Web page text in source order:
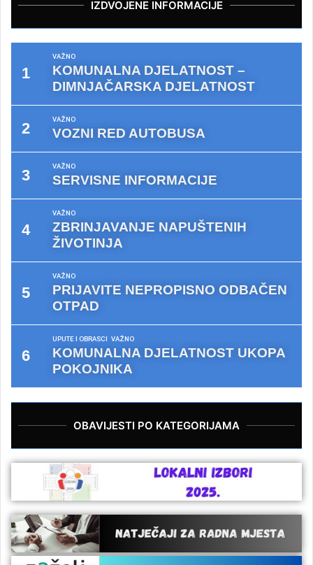
IZDVOJENE INFORMACIJE
VAŽNO
KOMUNALNA DJELATNOST –
DIMNJAČARSKA DJELATNOST
VAŽNO
VOZNI RED AUTOBUSA
VAŽNO
SERVISNE INFORMACIJE
VAŽNO
ZBRINJAVANJE NAPUŠTENIH
ŽIVOTINJA
VAŽNO
PRIJAVITE NEPROPISNO ODBAČEN
OTPAD
UPUTE I OBRASCI VAŽNO
KOMUNALNA DJELATNOST UKOPA
POKOJNIKA
OBAVIJESTI PO KATEGORIJAMA